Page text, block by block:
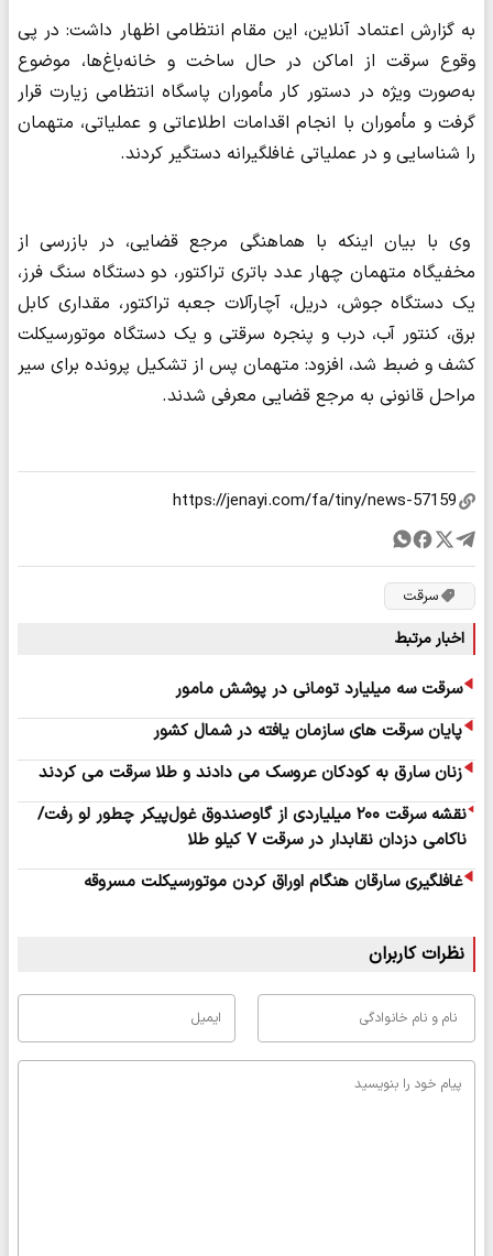
به گزارش اعتماد آنلاین، این مقام انتظامی اظهار داشت: در پی
وقوع سرقت از اماکن در حال ساخت و خانه‌باغ‌ها، موضوع
به‌صورت ویژه در دستور کار مأموران پاسگاه انتظامی زیارت قرار
گرفت و مأموران با انجام اقدامات اطلاعاتی و عملیاتی، متهمان
را شناسایی و در عملیاتی غافلگیرانه دستگیر کردند.
وی با بیان اینکه با هماهنگی مرجع قضایی، در بازرسی از
مخفیگاه متهمان چهار عدد باتری تراکتور، دو دستگاه سنگ فرز،
یک دستگاه جوش، دریل، آچارآلات جعبه تراکتور، مقداری کابل
برق، کنتور آب، درب و پنجره سرقتی و یک دستگاه موتورسیکلت
کشف و ضبط شد، افزود: متهمان پس از تشکیل پرونده برای سیر
مراحل قانونی به مرجع قضایی معرفی شدند.
سرقت
اخبار مرتبط
سرقت سه میلیارد تومانی در پوشش مامور
پایان سرقت های سازمان یافته در شمال کشور
زنان سارق به کودکان عروسک می دادند و طلا سرقت می کردند
نقشه سرقت ۲۰۰ میلیاردی از گاوصندوق غول‌پیکر چطور لو رفت/
ناکامی دزدان نقابدار در سرقت ۷ کیلو طلا
غافلگیری سارقان هنگام اوراق کردن موتورسیکلت مسروقه
نظرات کاربران